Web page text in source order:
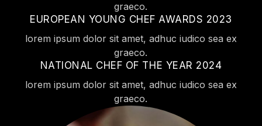
graeco.
EUROPEAN YOUNG CHEF AWARDS 2023
lorem ipsum dolor sit amet, adhuc iudico sea ex
graeco.
NATIONAL CHEF OF THE YEAR 2024
lorem ipsum dolor sit amet, adhuc iudico sea ex
graeco.